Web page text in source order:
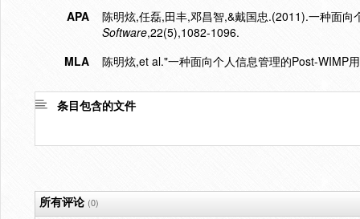
APA
陈明炫,任磊,田丰,邓昌智,&戴国忠.(2011).一种面
Software,22(5),1082-1096.
MLA
陈明炫,et al."一种面向个人信息管理的Post-WIMP
条目包含的文件
所有评论(0)